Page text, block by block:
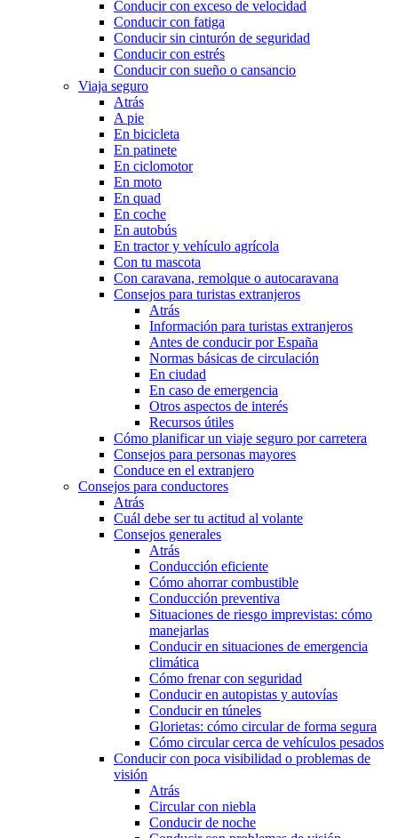
Conducir con exceso de velocidad
Conducir con fatiga
Conducir sin cinturón de seguridad
Conducir con estrés
Conducir con sueño o cansancio
Viaja seguro
Atrás
A pie
En bicicleta
En patinete
En ciclomotor
En moto
En quad
En coche
En autobús
En tractor y vehículo agrícola
Con tu mascota
Con caravana, remolque o autocaravana
Consejos para turistas extranjeros
Atrás
Información para turistas extranjeros
Antes de conducir por España
Normas básicas de circulación
En ciudad
En caso de emergencia
Otros aspectos de interés
Recursos útiles
Cómo planificar un viaje seguro por carretera
Consejos para personas mayores
Conduce en el extranjero
Consejos para conductores
Atrás
Cuál debe ser tu actitud al volante
Consejos generales
Atrás
Conducción eficiente
Cómo ahorrar combustible
Conducción preventiva
Situaciones de riesgo imprevistas: cómo
manejarlas
Conducir en situaciones de emergencia
climática
Cómo frenar con seguridad
Conducir en autopistas y autovías
Conducir en túneles
Glorietas: cómo circular de forma segura
Cómo circular cerca de vehículos pesados
Conducir con poca visibilidad o problemas de
visión
Atrás
Circular con niebla
Conducir de noche